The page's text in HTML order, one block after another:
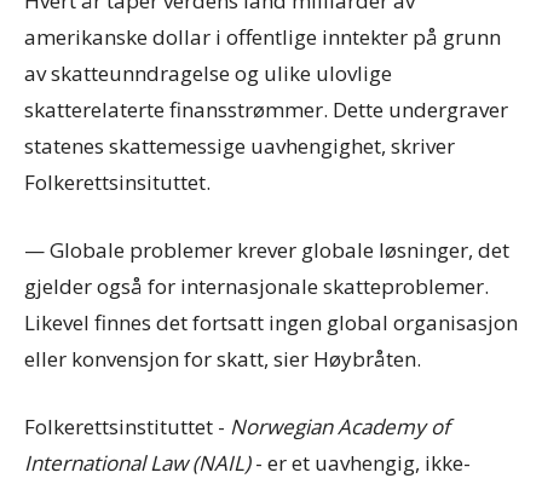
amerikanske dollar i offentlige inntekter på grunn
av skatteunndragelse og ulike ulovlige
skatterelaterte finansstrømmer. Dette undergraver
statenes skattemessige uavhengighet, skriver
Folkerettsinsituttet.
— Globale problemer krever globale løsninger, det
gjelder også for internasjonale skatteproblemer.
Likevel finnes det fortsatt ingen global organisasjon
eller konvensjon for skatt, sier Høybråten.
Folkerettsinstituttet - Norwegian Academy of
International Law (NAIL)- er et uavhengig, ikke-